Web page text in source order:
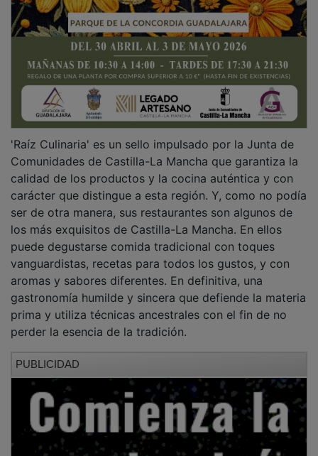
Comunidades de Castilla-La Mancha que garantiza la
calidad de los productos y la cocina auténtica y con
carácter que distingue a esta región. Y, como no podía
ser de otra manera, sus restaurantes son algunos de
los más exquisitos de Castilla-La Mancha. En ellos
puede degustarse comida tradicional con toques
vanguardistas, recetas para todos los gustos, y con
aromas y sabores diferentes. En definitiva, una
gastronomía humilde y sincera que defiende la materia
prima y utiliza técnicas ancestrales con el fin de no
perder la esencia de la tradición.